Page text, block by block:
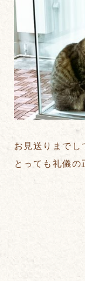
お見送りまでし
とっても礼儀